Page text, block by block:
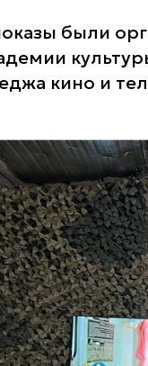
были
кино и